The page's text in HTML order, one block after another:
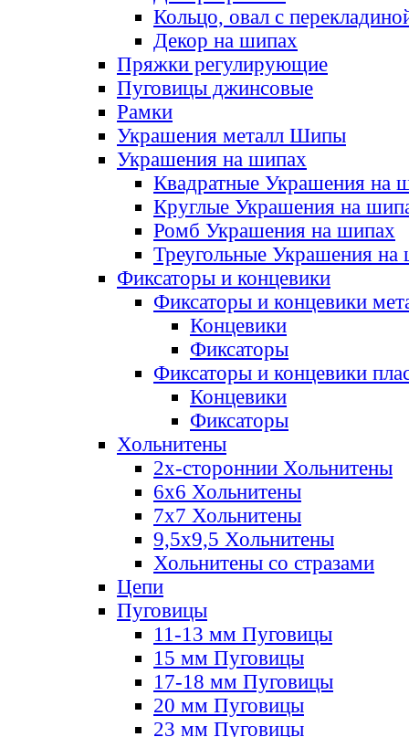
Кольцо, овал с
Декор на шипах
Пряжки регулирующие
Пуговицы джинсовые
Рамки
Украшения металл Шипы
Украшения на шипах
Квадратные Украшения на
Круглые Украшения на
Ромб Украшения на шипах
Треугольные Украшения на
Фиксаторы и концевики
Фиксаторы и концевики
Концевики
Фиксаторы
Фиксаторы и концевики
Концевики
Фиксаторы
Хольнитены
2х-стороннии Хольнитены
6х6 Хольнитены
7х7 Хольнитены
9,5х9,5 Хольнитены
Хольнитены со стразами
Цепи
Пуговицы
11-13 мм Пуговицы
15 мм Пуговицы
17-18 мм Пуговицы
20 мм Пуговицы
23 мм Пуговицы